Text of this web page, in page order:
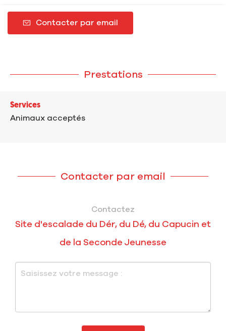
Contacter par email
Prestations
Services
Animaux acceptés
Contacter par email
Contactez
Site d'escalade du Dér, du Dé, du Capucin et
de la Seconde Jeunesse